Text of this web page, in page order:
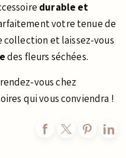
durable et
votre tenue de
collection et laissez-vous
des fleurs séchées.
vous chez
qui vous conviendra !